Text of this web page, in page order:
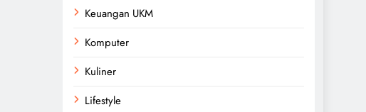
Keuangan UKM
Komputer
Kuliner
Lifestyle